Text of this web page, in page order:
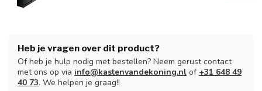
Heb je vragen over dit product?
Of heb je hulp nodig met bestellen? Neem gerust contact
met ons op via info@kastenvandekoning.nl of +31 648 49
40 73. We helpen je graag!!